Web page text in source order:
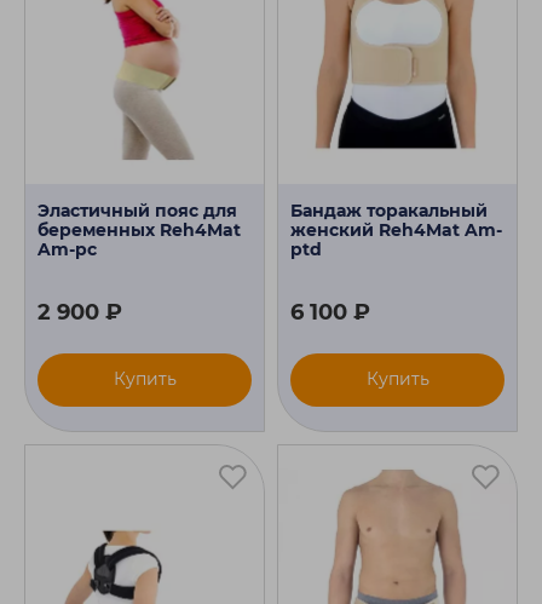
Эластичный пояс для
беременных Reh4Mat
Am-pc
2 900 ₽
Купить
Бандаж торакальный
женский Reh4Mat Am-
ptd
6 100 ₽
Купить